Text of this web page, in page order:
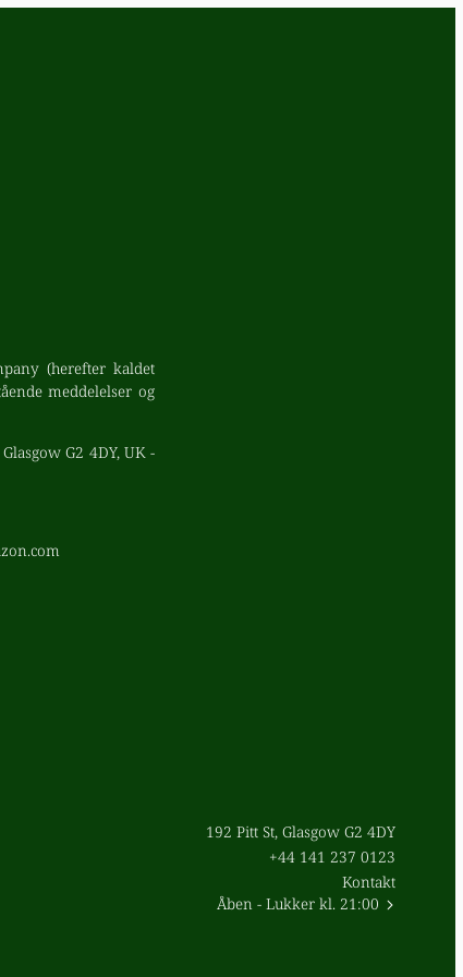
(herefter kaldet
meddelelser og
G2 4DY, UK -
192 Pitt St, Glasgow G2 4DY
+44 141 237 0123
Kontakt
Åben - Lukker kl. 21:00